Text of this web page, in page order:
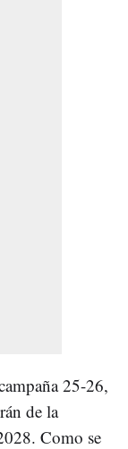
25-26,
de la
Como se